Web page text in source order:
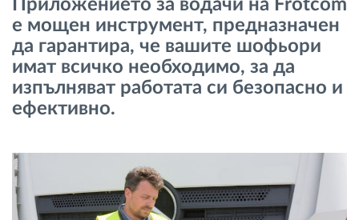
Планиране на маршрути и мониторинг
Автоматична идентификация на шофьора
Приложението за водачи на Frotcom
е мощен инструмент, предназначен
да гарантира, че вашите шофьори
имат всичко необходимо, за да
изпълняват работата си безопасно и
ефективно.